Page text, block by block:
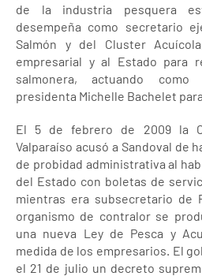
de la industria pesquera
desempeña como secretario
Salmón y del Cluster
empresarial y al Estado para
salmonera, actuando
presidenta Michelle Bachelet
El 5 de febrero de 2009 la
Valparaíso acusó a Sandoval de
de probidad administrativa al
del Estado con boletas de
mientras era subsecretario de
organismo de contralor se
una nueva Ley de Pesca y
medida de los empresarios. El
el 21 de julio un decreto